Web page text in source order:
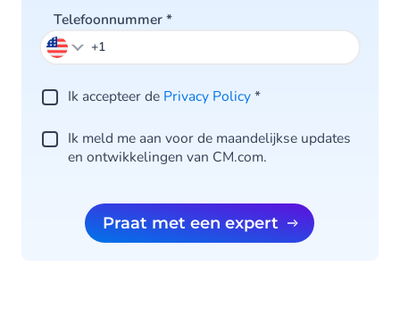
Telefoonnummer*
Ik accepteer de Privacy Policy*
Ik meld me aan voor de maandelijkse updates
en ontwikkelingen van CM.com.
Praat met een expert